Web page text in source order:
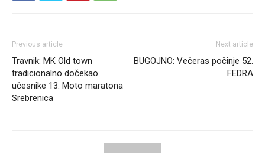
Previous article
Travnik: MK Old town
tradicionalno dočekao
učesnike 13. Moto maratona
Srebrenica
Next article
BUGOJNO: Večeras počinje 52.
FEDRA